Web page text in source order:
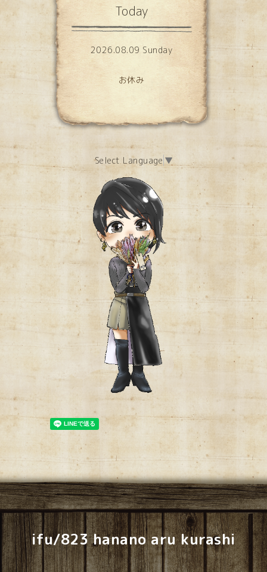
Today
2026.08.09 Sunday
お休み
Select Language ▼
ifu/823 hanano aru kurashi